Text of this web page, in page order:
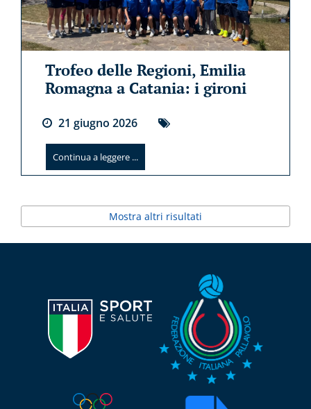
Trofeo delle Regioni, Emilia
Romagna a Catania: i gironi
21 giugno 2026
Continua a leggere ...
Mostra altri risultati